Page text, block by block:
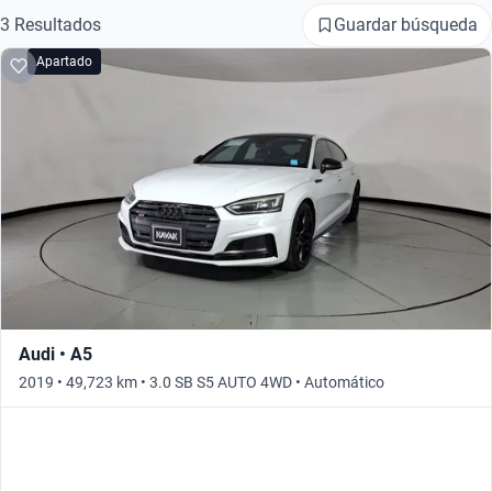
Busca por modelo
Busca por versión
3 Resultados Guardar búsqueda
Apartado
Audi • A5
2019 • 49,723 km • 3.0 SB S5 AUTO 4WD • Automático